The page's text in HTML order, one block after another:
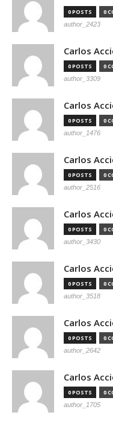
0 POSTS 0
author_2423
Carlos
0 POSTS 0
author_3309
Carlos
0 POSTS 0
author_1476
Carlos
0 POSTS 0
author_2516
Carlos
0 POSTS 0
author_3430
Carlos
0 POSTS 0
author_3518
Carlos
0 POSTS 0
author_2642
Carlos
0 POSTS 0
author_1705